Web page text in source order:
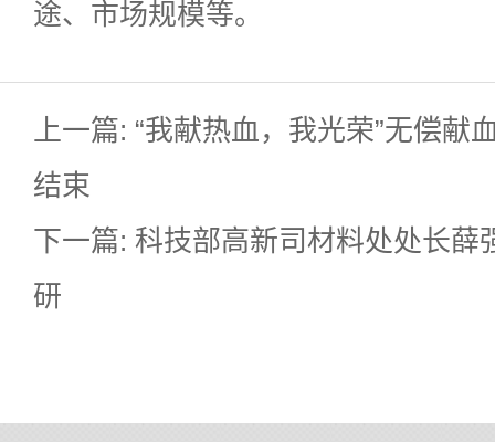
途、市场规模等。
上一篇: “我献热血，我光荣”无偿献
结束
下一篇: 科技部高新司材料处处长薛
研